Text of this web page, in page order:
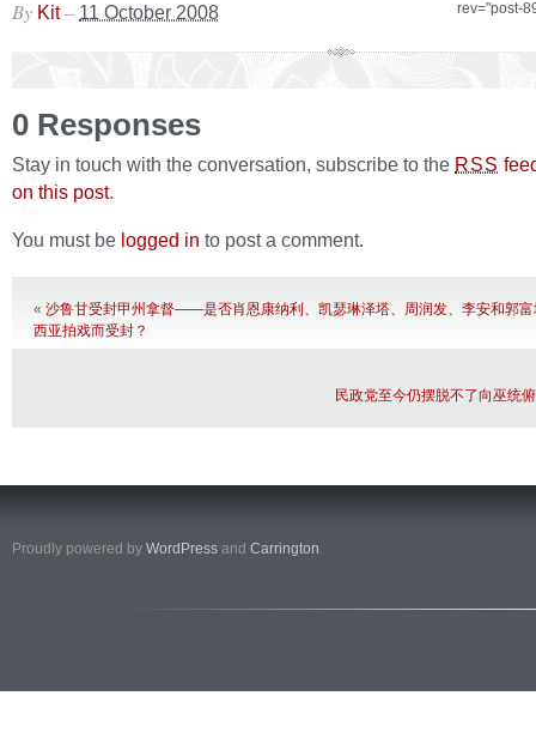
rev="post-
By Kit – 11 October 2008
0 Responses
Stay in touch with the conversation, subscribe to the RSS
on this post.
You must be logged in to post a comment.
« 沙鲁甘受封甲州拿督——是否肖恩康纳利、凯瑟琳泽塔、周润发、李安和郭
西亚拍戏而受封？
民政党至今仍摆脱不了向巫统
Proudly powered by WordPress and Carrington.